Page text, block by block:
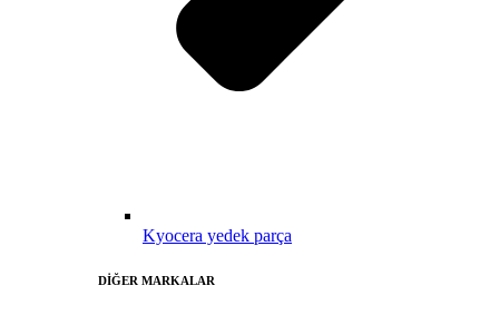
Kyocera yedek parça
DİĞER MARKALAR